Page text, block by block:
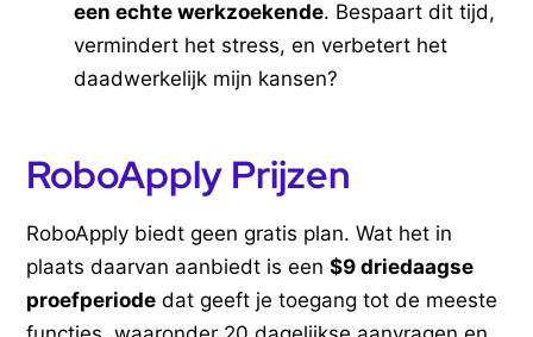
een echte werkzoekende. Bespaart dit tijd,
vermindert het stress, en verbetert het
daadwerkelijk mijn kansen?
RoboApply Prijzen
RoboApply biedt geen gratis plan. Wat het in
plaats daarvan aanbiedt is een$9 driedaagse
proefperiode dat geeft je toegang tot de meeste